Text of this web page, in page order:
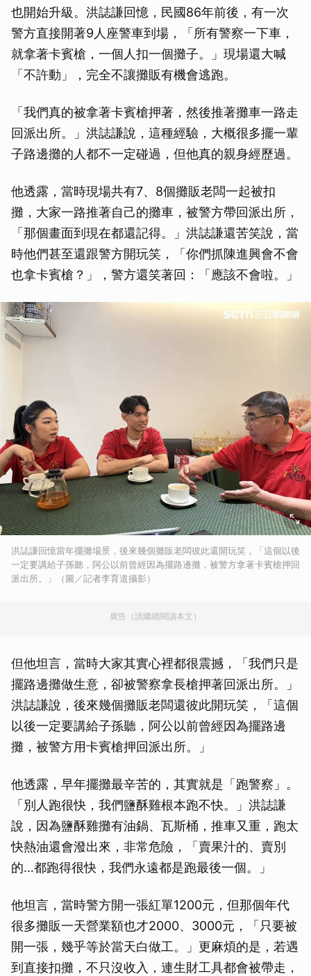
也開始升級。洪誌謙回憶，民國86年前後，有一次
警方直接開著9人座警車到場，「所有警察一下車，
就拿著卡賓槍，一個人扣一個攤子。」現場還大喊
「不許動」，完全不讓攤販有機會逃跑。
「我們真的被拿著卡賓槍押著，然後推著攤車一路走
回派出所。」洪誌謙說，這種經驗，大概很多擺一輩
子路邊攤的人都不一定碰過，但他真的親身經歷過。
他透露，當時現場共有7、8個攤販老闆一起被扣
攤，大家一路推著自己的攤車，被警方帶回派出所，
「那個畫面到現在都還記得。」洪誌謙還苦笑說，當
時他們甚至還跟警方開玩笑，「你們抓陳進興會不會
也拿卡賓槍？」，警方還笑著回：「應該不會啦。」
洪誌謙回憶當年擺攤場景，後來幾個攤販老闆彼此還開玩笑，「這個以後
一定要講給子孫聽，阿公以前曾經因為擺路邊攤，被警方拿著卡賓槍押回
派出所。」（圖／記者李育道攝影）
廣告（請繼續閱讀本文）
但他坦言，當時大家其實心裡都很震撼，「我們只是
擺路邊攤做生意，卻被警察拿長槍押著回派出所。」
洪誌謙說，後來幾個攤販老闆還彼此開玩笑，「這個
以後一定要講給子孫聽，阿公以前曾經因為擺路邊
攤，被警方用卡賓槍押回派出所。」
他透露，早年擺攤最辛苦的，其實就是「跑警察」。
「別人跑很快，我們鹽酥雞根本跑不快。」洪誌謙
說，因為鹽酥雞攤有油鍋、瓦斯桶，推車又重，跑太
快熱油還會潑出來，非常危險，「賣果汁的、賣別
的…都跑得很快，我們永遠都是跑最後一個。」
他坦言，當時警方開一張紅單1200元，但那個年代
很多攤販一天營業額也才2000、3000元，「只要被
開一張，幾乎等於當天白做工。」更麻煩的是，若遇
到直接扣攤，不只沒收入，連生財工具都會被帶走，